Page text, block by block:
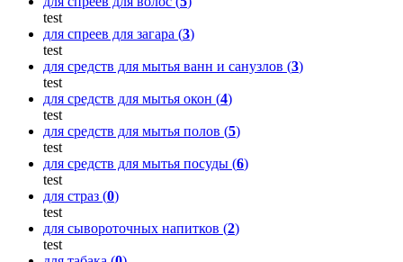
test
для спреев для загара (3)
test
для средств для мытья ванн и санузлов (3)
test
для средств для мытья окон (4)
test
для средств для мытья полов (5)
test
для средств для мытья посуды (6)
test
для страз (0)
test
для сывороточных напитков (2)
test